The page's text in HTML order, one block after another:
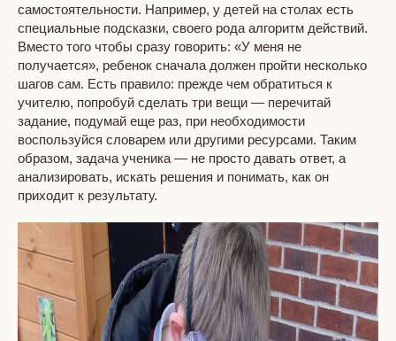
самостоятельности. Например, у детей на столах есть
специальные подсказки, своего рода алгоритм действий.
Вместо того чтобы сразу говорить: «У меня не
получается», ребенок сначала должен пройти несколько
шагов сам. Есть правило: прежде чем обратиться к
учителю, попробуй сделать три вещи — перечитай
задание, подумай еще раз, при необходимости
воспользуйся словарем или другими ресурсами. Таким
образом, задача ученика — не просто давать ответ, а
анализировать, искать решения и понимать, как он
приходит к результату.